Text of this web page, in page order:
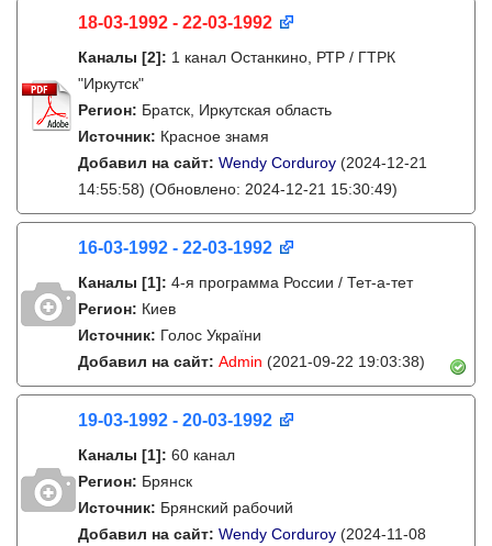
18-03-1992 - 22-03-1992
Каналы [2]: 1 канал Останкино, РТР / ГТРК
"Иркутск"
Регион: Братск, Иркутская область
Источник: Красное знамя
Добавил на сайт: Wendy Corduroy (2024-12-21
14:55:58) (Обновлено: 2024-12-21 15:30:49)
16-03-1992 - 22-03-1992
Каналы [1]: 4-я программа России / Тет-а-тет
Регион: Киев
Источник: Голос України
Добавил на сайт: Admin (2021-09-22 19:03:38)
19-03-1992 - 20-03-1992
Каналы [1]: 60 канал
Регион: Брянск
Источник: Брянский рабочий
Добавил на сайт: Wendy Corduroy (2024-11-08